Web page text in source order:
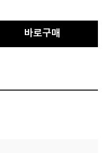
바로구매